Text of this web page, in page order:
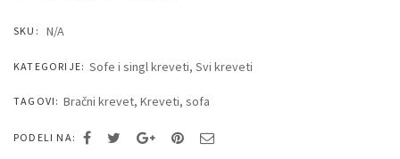
SKU: N/A
KATEGORIJE: Sofe i singl kreveti,Svi kreveti
TAGOVI: Bračni krevet,Kreveti,sofa
PODELI NA: